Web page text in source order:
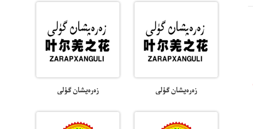
زەرەپشان گۈلى زەرەپشان گۈلى